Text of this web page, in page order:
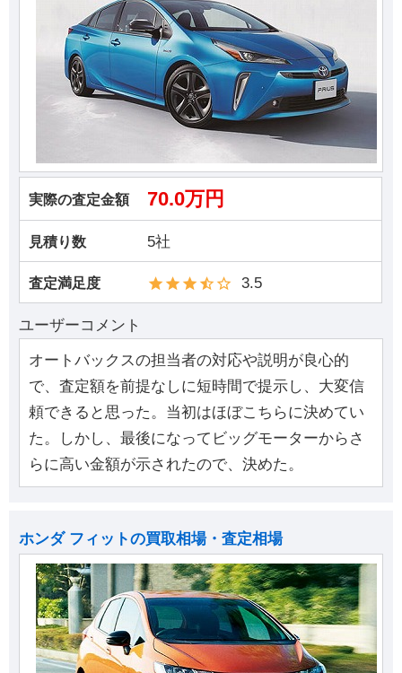
実際の査定金額 70.0万円
見積り数 5社
査定満足度 3.5
ユーザーコメント
オートバックスの担当者の対応や説明が良心的
で、査定額を前提なしに短時間で提示し、大変信
頼できると思った。当初はほぼこちらに決めてい
た。しかし、最後になってビッグモーターからさ
らに高い金額が示されたので、決めた。
ホンダ フィットの買取相場・査定相場